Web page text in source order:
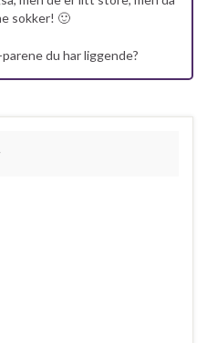
sokker! 🙂
du har liggende?